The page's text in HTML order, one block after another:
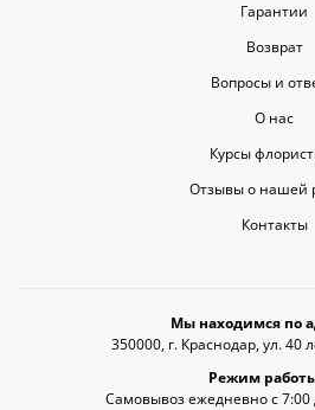
Гарантии
Возврат
Вопросы и
О нас
Курсы
Отзывы о нашей
Контакты
Мы находимся по
350000, г. Краснодар, ул. 40
Режим
Самовывоз ежедневно с